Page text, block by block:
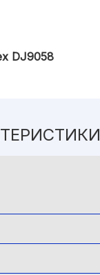
DJ9058